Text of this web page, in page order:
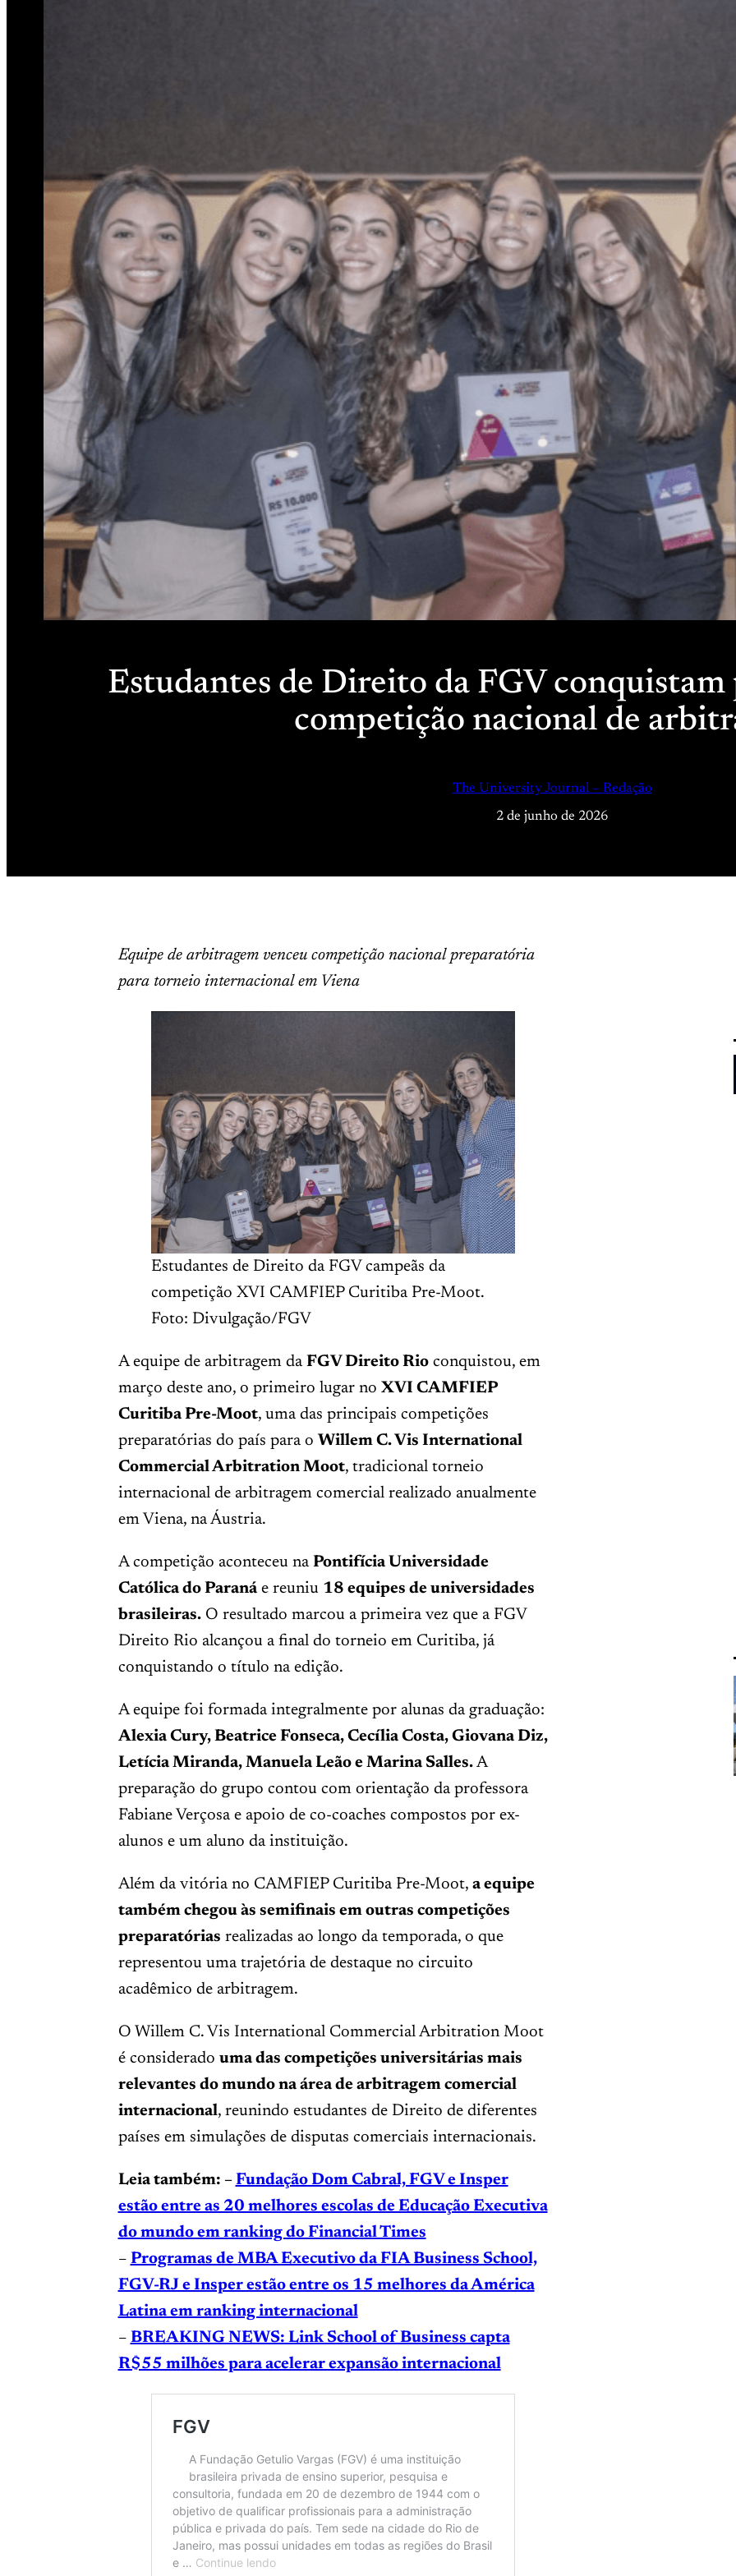
Estudantes de Direito da FGV
competição nacional de
The University Journal – Redação
2 de junho de 2026
Equipe de arbitragem venceu competição nacional preparatória
para torneio internacional em Viena
Estudantes de Direito da FGV campeãs da
competição XVI CAMFIEP Curitiba Pre-Moot.
Foto: Divulgação/FGV
A equipe de arbitragem da FGV Direito Rioconquistou, em
março deste ano, o primeiro lugar no XVI CAMFIEP
Curitiba Pre-Moot, uma das principais competições
preparatórias do país para o Willem C. Vis International
Commercial Arbitration Moot, tradicional torneio
internacional de arbitragem comercial realizado anualmente
em Viena, na Áustria.
A competição aconteceu na Pontifícia Universidade
Católica do Paranáe reuniu 18 equipes de universidades
brasileiras.O resultado marcou a primeira vez que a FGV
Direito Rio alcançou a final do torneio em Curitiba, já
conquistando o título na edição.
A equipe foi formada integralmente por alunas da graduação:
Alexia Cury, Beatrice Fonseca, Cecília Costa, Giovana Diz,
Letícia Miranda, Manuela Leão e Marina Salles. A
preparação do grupo contou com orientação da professora
Fabiane Verçosa e apoio de co-coaches compostos por ex-
alunos e um aluno da instituição.
Além da vitória no CAMFIEP Curitiba Pre-Moot, a equipe
também chegou às semifinais em outras competições
preparatórias realizadas ao longo da temporada, o que
representou uma trajetória de destaque no circuito
acadêmico de arbitragem.
O Willem C. Vis International Commercial Arbitration Moot
é considerado uma das competições universitárias mais
relevantes do mundo na área de arbitragem comercial
internacional, reunindo estudantes de Direito de diferentes
países em simulações de disputas comerciais internacionais.
Leia também: – Fundação Dom Cabral, FGV e Insper
estão entre as 20 melhores escolas de Educação Executiva
do mundo em ranking do Financial Times
– Programas de MBA Executivo da FIA Business School,
FGV-RJ e Insper estão entre os 15 melhores da América
Latina em ranking internacional
– BREAKING NEWS: Link School of Business capta
R$55 milhões para acelerar expansão internacional